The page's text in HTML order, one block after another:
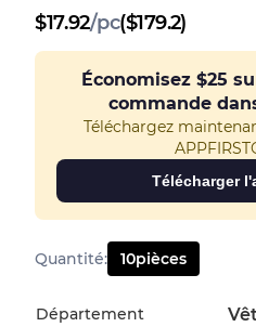
$17.92/pc($179.2)
Économisez $25
commande
Téléchargez
Télécharger
Quantité: 10pièces
Département